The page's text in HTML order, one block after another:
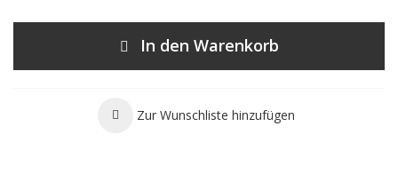
In den Warenkorb
Zur Wunschliste hinzufügen